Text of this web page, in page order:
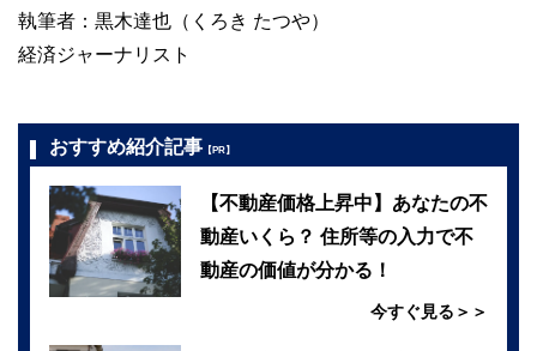
執筆者：黒木達也（くろき たつや）
経済ジャーナリスト
おすすめ紹介記事 【PR】
【不動産価格上昇中】あなたの不
動産いくら？ 住所等の入力で不
動産の価値が分かる！
今すぐ見る＞＞